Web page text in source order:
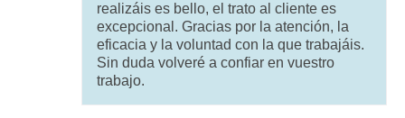
realizáis es bello, el trato al cliente es
excepcional. Gracias por la atención, la
eficacia y la voluntad con la que trabajáis.
Sin duda volveré a confiar en vuestro
trabajo.